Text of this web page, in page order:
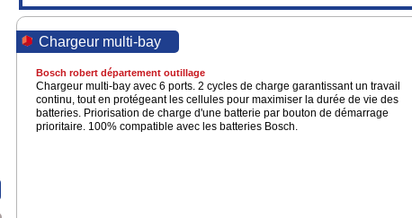
Chargeur multi-bay
Bosch robert département outillage
Chargeur multi-bay avec 6 ports. 2 cycles de charge garantissant un travail
continu, tout en protégeant les cellules pour maximiser la durée de vie des
batteries. Priorisation de charge d'une batterie par bouton de démarrage
prioritaire. 100% compatible avec les batteries Bosch.